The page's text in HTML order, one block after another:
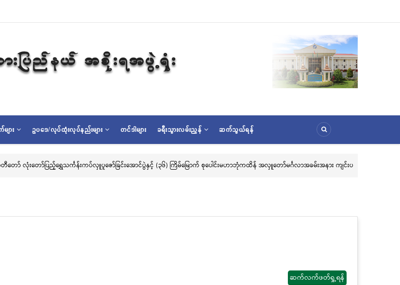
ား ဥပဒေ/လုပ်ထုံးလုပ်နည်းများ တင်ဒါများ ခရီးသွားလမ်းညွှန် ဆက်သွယ်ရန်
တော် လုံးတော်ပြည့်ရွှေသင်္ကန်းကပ်လှူပူဇော်ခြင်းအောင်ပွဲနှင့် (၃၆) ကြိမ်မြောက် စုပေါင်းမဟာဘုံကထိန် အလှူတော်မင်္ဂလာအခမ်းအနား ကျင်းပ
ဆက်လက်ဖတ်ရှု့ရန်